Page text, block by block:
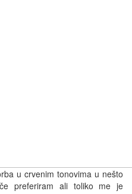
u crvenim tonovima u nešto
preferiram ali toliko me je